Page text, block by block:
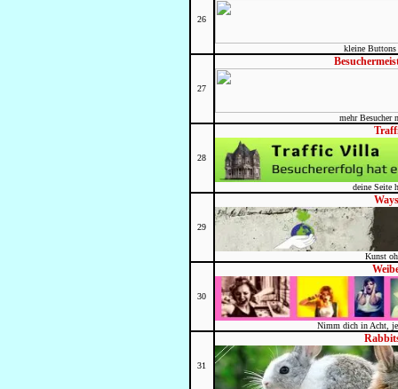
26
kleine Buttons
27
mehr Besucher
28
deine Seite
29
Kunst
30
Nimm dich in Acht,
31